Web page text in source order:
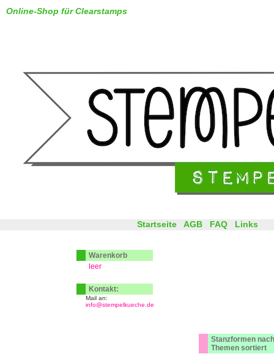
Online-Shop für Clearstamps
Stanzformen nach
Themen sortiert
Startseite AGB FAQ Links
Warenkorb
leer
Kontakt:
Mail an:
info@stempelkueche.de